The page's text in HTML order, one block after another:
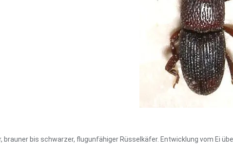
brauner bis schwarzer, flugunfähiger Rüsselkäfer. Entwicklung vom Ei